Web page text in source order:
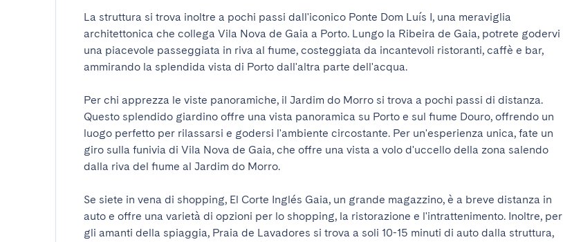
La struttura si trova inoltre a pochi passi dall'iconico Ponte Dom Luís I, una meraviglia
architettonica che collega Vila Nova de Gaia a Porto. Lungo la Ribeira de Gaia, potrete godervi
una piacevole passeggiata in riva al fiume, costeggiata da incantevoli ristoranti, caffè e bar,
ammirando la splendida vista di Porto dall'altra parte dell'acqua.
Per chi apprezza le viste panoramiche, il Jardim do Morro si trova a pochi passi di distanza.
Questo splendido giardino offre una vista panoramica su Porto e sul fiume Douro, offrendo un
luogo perfetto per rilassarsi e godersi l'ambiente circostante. Per un'esperienza unica, fate un
giro sulla funivia di Vila Nova de Gaia, che offre una vista a volo d'uccello della zona salendo
dalla riva del fiume al Jardim do Morro.
Se siete in vena di shopping, El Corte Inglés Gaia, un grande magazzino, è a breve distanza in
auto e offre una varietà di opzioni per lo shopping, la ristorazione e l'intrattenimento. Inoltre, per
gli amanti della spiaggia, Praia de Lavadores si trova a soli 10-15 minuti di auto dalla struttura,